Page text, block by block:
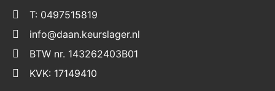
T: 0497515819
info@daan.keurslager.nl
BTW nr. 143262403B01
KVK: 17149410